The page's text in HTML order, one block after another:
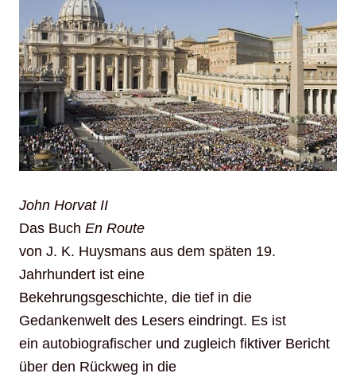
John Horvat II
Das Buch En Route
von J. K. Huysmans aus dem späten 19.
Jahrhundert ist eine
Bekehrungsgeschichte, die tief in die
Gedankenwelt des Lesers eindringt. Es ist
ein autobiografischer und zugleich fiktiver Bericht
über den Rückweg in die